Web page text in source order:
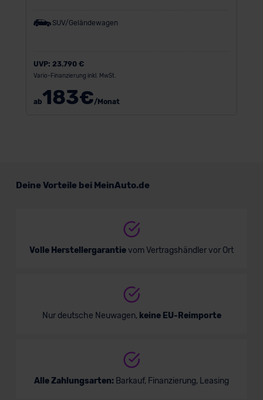
SUV/Geländewagen
UVP: 23.790 €
Vario-Finanzierung inkl. MwSt.
ab183€/Monat
Deine Vorteile bei MeinAuto.de
Volle Herstellergarantievom Vertragshändler vor Ort
Nur deutsche Neuwagen, keine EU-Reimporte
Alle Zahlungsarten: Barkauf, Finanzierung, Leasing